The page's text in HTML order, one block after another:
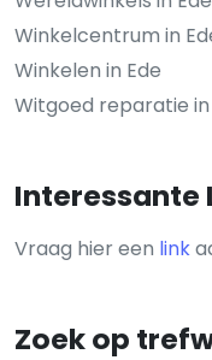
Winkelcentrum in
Winkelen in Ede
Witgoed reparatie in
Interessante
Vraag hier een link
Zoek op